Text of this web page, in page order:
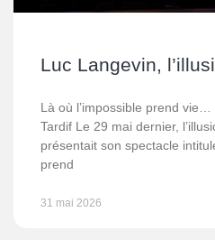
Luc Langevin,
Là où l’impossible prend
Tardif Le 29 mai dernier,
présentait son spectacle
prend
31 mai 2026